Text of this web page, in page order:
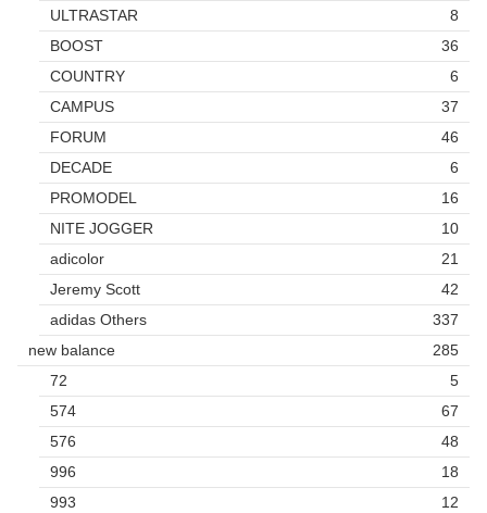
ULTRASTAR
8
BOOST
36
COUNTRY
6
CAMPUS
37
FORUM
46
DECADE
6
PROMODEL
16
NITE JOGGER
10
adicolor
21
Jeremy Scott
42
adidas Others
337
new balance
285
72
5
574
67
576
48
996
18
993
12